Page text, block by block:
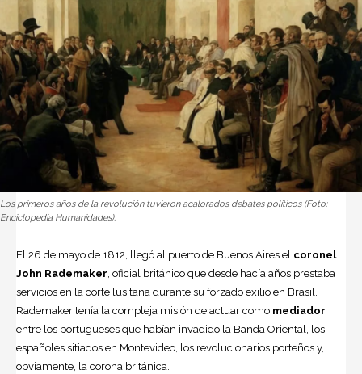
Los primeros años de la revolución tuvieron acalorados debates políticos (Foto:
Enciclopedia Humanidades).
El 26 de mayo de 1812, llegó al puerto de Buenos Aires el coronel
John Rademaker, oficial británico que desde hacía años prestaba
servicios en la corte lusitana durante su forzado exilio en Brasil.
Rademaker tenía la compleja misión de actuar como mediador
entre los portugueses que habían invadido la Banda Oriental, los
españoles sitiados en Montevideo, los revolucionarios porteños y,
obviamente, la corona británica.